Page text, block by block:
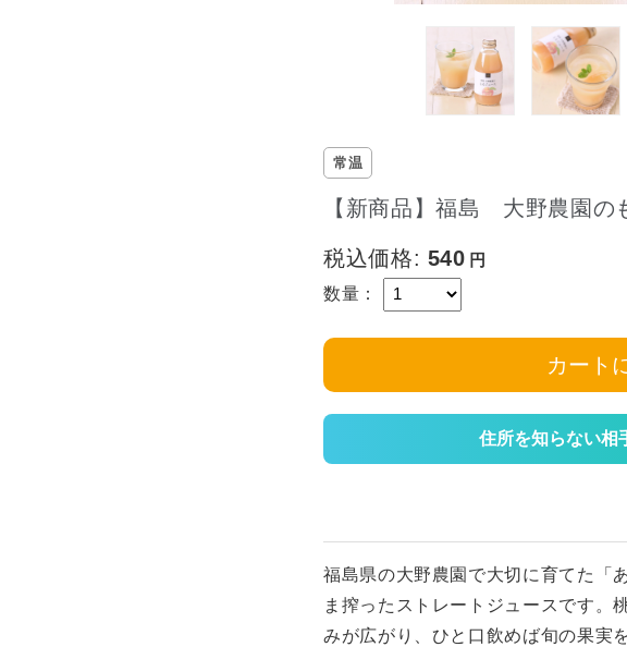
常温
【新商品】福島 大野農園
税込価格: 540
数量：
カート
住所を知らない相
福島県の大野農園で大切に育てた「
ま搾ったストレートジュースです。
みが広がり、ひと口飲めば旬の果実